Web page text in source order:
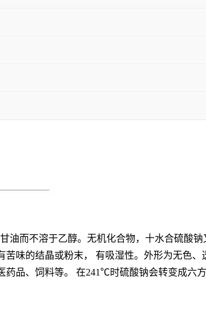
油而不溶于乙醇。无机化合物，十水合硫酸
味的结晶或粉末， 有吸湿性。外形为无色
品、饲料等。 在241℃时硫酸钠会转变成六